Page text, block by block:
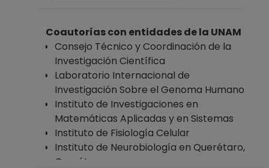
Coautorías con entidades de la UNAM
Consejo Técnico y Coordinación de la
Investigación Científica
Laboratorio Internacional de
Investigación Sobre el Genoma Humano
Instituto de Investigaciones en
Matemáticas Aplicadas y en Sistemas
Instituto de Fisiología Celular
Instituto de Neurobiología en Querétaro,
Querétaro